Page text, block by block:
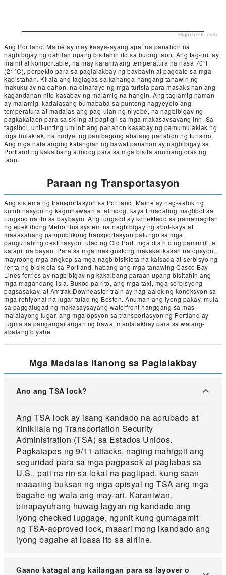
Highcharts.com
Ang Portland, Maine ay may kaaya-ayang apat na panahon na
nagbibigay ng dahilan upang bisitahin ito sa buong taon. Ang tag-init ay
mainit at komportable, na may karaniwang temperatura na nasa 70°F
(21°C), perpekto para sa paglalakbay ng baybayin at pagdalo sa mga
kapistahan. Kilala ang taglagas sa kahanga-hangang tanawin ng
makukulay na dahon, na dinarayo ng mga turista para masaksihan ang
kagandahan nito kasabay ng malamig na hangin. Ang taglamig naman
ay malamig, kadalasang bumababa sa puntong nagyeyelo ang
temperatura at madalas ang pag-ulan ng niyebe, na nagbibigay ng
pagkakataon para sa skiing at pagtigil sa mga makasaysayang inn. Sa
tagsibol, unti-unting umiinit ang panahon kasabay ng pamumulaklak ng
mga bulaklak, na hudyat ng panibagong abalang panahon ng turismo.
Ang mga natatanging katangian ng bawat panahon ay nagbibigay sa
Portland ng kakaibang alindog para sa mga bisita anumang oras ng
taon.
Paraan ng Transportasyon
Ang sistema ng transportasyon sa Portland, Maine ay nag-aalok ng
kumbinasyon ng kaginhawaan at alindog, kaya’t madaling maglibot sa
lungsod na ito sa baybayin. Ang lungsod ay konektado sa pamamagitan
ng epektibong Metro Bus system na nagbibigay ng abot-kaya at
maaasahang pampublikong transportasyon patungo sa mga
pangunahing destinasyon tulad ng Old Port, mga distrito ng pamimili, at
kalapit na bayan. Para sa mga mas gustong makakalikasan na opsyon,
mayroong mga angkop sa mga nagbibisikleta na kalsada at serbisyo ng
renta ng bisikleta sa Portland, habang ang mga tanawing Casco Bay
Lines ferries ay nagbibigay ng kakaibang paraan upang bisitahin ang
mga magandang isla. Bukod pa rito, ang mga taxi, mga serbisyong
pagsasakay, at Amtrak Downeaster train ay nag-aalok ng koneksyon sa
mga rehiyonal na lugar tulad ng Boston. Anuman ang iyong pakay, mula
sa paggalugad ng makasaysayang waterfront hanggang sa mas
malalayong lugar, ang mga opsyon sa transportasyon ng Portland ay
tugma sa pangangailangan ng bawat manlalakbay para sa walang-
abalang biyahe.
Mga Madalas Itanong sa Paglalakbay
Ano ang TSA lock?
Ang TSA lock ay isang kandado na aprubado at
kinikilala ng Transportation Security
Administration (TSA) sa Estados Unidos.
Pagkatapos ng 9/11 attacks, naging mahigpit ang
seguridad para sa mga pagpasok at paglabas sa
U.S., pati na rin sa lokal na paglipad, kung saan
maaaring buksan ng mga opisyal ng TSA ang mga
bagahe ng wala ang may-ari. Karaniwan,
pinapayuhang huwag lagyan ng kandado ang
iyong checked luggage, ngunit kung gumagamit
ng TSA-approved lock, maaari mong ikandado ang
iyong bagahe at ipasa ito sa airline.
Gaano katagal ang kailangan para sa layover o